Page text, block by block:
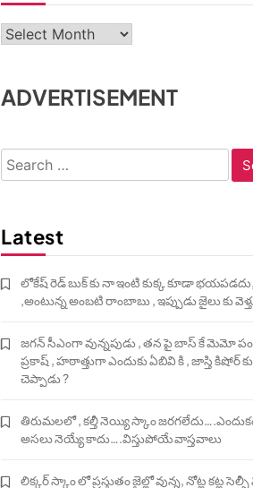
Archives
ADVERTISEMENT
Search
for:
Latest
లోకేష్ రెడ్ బుక్ కు నా ఇంటి కుక్క కూడా
,అంటున్న అంబటి రాంబాబు , ఇప్పుడు జైలు కు
జగన్ సీఎంగా వున్నపుడు , తన పై బాస్ కే మెమో
ప్రకాష్ , హఠాత్తుగా ఎందుకు ఏబివి కి , జాస్తి కిషోర్
చెప్పాడు ?
తిరుమలలో , కల్తీ నెయ్యి స్కాం
అసలు నెయ్యే కాదు….విస్తుపోయే వాస్తవాలు
లిక్కర్ స్కాం లో ప్రస్తుతం జైల్లో వున్న, నోట్ల కట్ల